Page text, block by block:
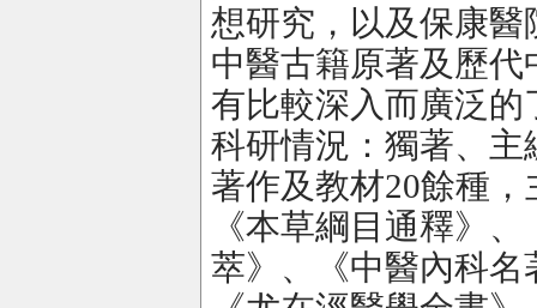
想研究，以及保康
中醫古籍原著及歷
有比較深入而廣泛的
科研情況：獨著、
著作及教材20餘種
《本草綱目通釋》
萃》、《中醫內科